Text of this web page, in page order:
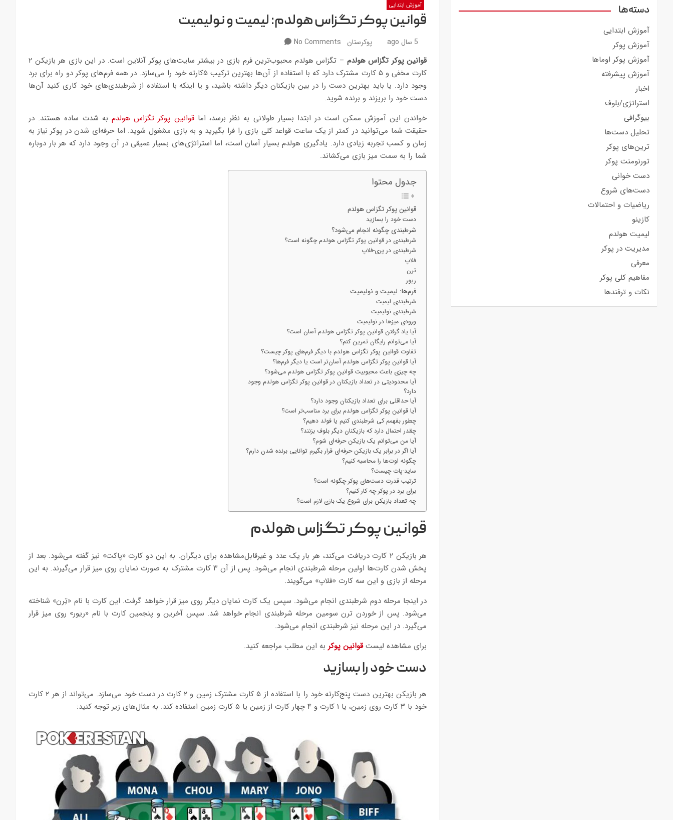
آموزش ابتدایی
قوانین پوکر تگزاس هولدم: لیمیت و نولیمیت
5 سال ago پوکرستان No Comments
قوانین پوکر تگزاس هولدم
– تگزاس هولدم محبوب‌ترین فرم بازی در بیشتر سایت‌های پوکر آنلاین است. در این بازی هر بازیکن ۲
کارت مخفی و ۵ کارت مشترک دارد که با استفاده از آن‌ها بهترین ترکیب ۵کارته خود را می‌سازد. در همه فرم‌های پوکر دو راه برای برد
وجود دارد. یا باید بهترین دست را در بین بازیکنان دیگر داشته باشید، و یا اینکه با استفاده از شرطبندی‌های خود کاری کنید آن‌ها
دست خود را بریزند و برنده شوید.
خواندن این آموزش ممکن است در ابتدا بسیار طولانی به نظر برسد، اماقوانین پوکر تگزاس هولدمبه شدت ساده هستند. در
حقیقت شما می‌توانید در کمتر از یک ساعت قواعد کلی بازی را فرا بگیرید و به بازی مشغول شوید. اما حرفه‌ای شدن در پوکر نیاز به
زمان و کسب تجربه زیادی دارد. یادگیری هولدم بسیار آسان است، اما استراتژی‌های بسیار عمیقی در آن وجود دارد که هر بار دوباره
شما را به سمت میز بازی می‌کشاند.
جدول محتوا
قوانین پوکر تگزاس هولدم
دست خود را بسازید
شرطبندی چگونه انجام می‌شود؟
شرطبندی در قوانین پوکر تگزاس هولدم چگونه است؟
شرطبندی در پری-فلاپ
فلاپ
ترن
ریور
فرم‌ها: لیمیت و نولیمیت
شرطبندی لیمیت
شرطبندی نولیمیت
ورودی میز‌ها در نولیمیت
آیا یاد گرفتن قوانین پوکر تگزاس هولدم آسان است؟
آیا می‌توانم رایگان تمرین کنم؟
تفاوت قوانین پوکر تگزاس هولدم با دیگر فرم‌های پوکر چیست؟
آیا قوانین پوکر تگزاس هولدم آسان‌تر است یا دیگر فرم‌ها؟
چه چیزی باعث محبوبیت قوانین پوکر تگزاس هولدم می‌شود؟
آیا محدودیتی در تعداد بازیکنان در قوانین پوکر تگزاس هولدم وجود
دارد؟
آیا حداقلی برای تعداد بازیکنان وجود دارد؟
آیا قوانین پوکر تگزاس هولدم برای برد مناسب‌تر است؟
چطور بفهمم کی شرطبندی کنیم یا فولد دهیم؟
چقدر احتمال دارد که بازیکنان دیگر بلوف بزنند؟
آیا من می‌توانم یک بازیکن حرفه‌ای شوم؟
آیا اگر در برابر یک بازیکن حرفه‌ای قرار بگیرم توانایی برنده شدن دارم؟
چگونه اوت‌ها را محاسبه کنیم؟
ساید-پات چیست؟
ترتیب قدرت دست‌های پوکر چگونه است؟
برای برد در پوکر چه کار کنیم؟
چه تعداد بازیکن برای شروع یک بازی لازم است؟
قوانین پوکر تگزاس هولدم
هر بازیکن ۲ کارت دریافت می‌کند، هر بار یک عدد و غیرقابل‌مشاهده برای دیگران. به این دو کارت «پاکت» نیز گفته می‌شود. بعد از
پخش شدن کارت‌ها اولین مرحله شرطبندی انجام می‌شود. پس از آن ۳ کارت مشترک به صورت نمایان روی میز قرار می‌گیرند. به این
مرحله از بازی و این سه کارت «فلاپ» می‌گویند.
در اینجا مرحله دوم شرطبندی انجام می‌شود. سپس یک کارت نمایان دیگر روی میز قرار خواهد گرفت. این کارت با نام «تِرن» شناخته
می‌شود. پس از خوردن ترن سومین مرحله شرطبندی انجام خواهد شد. سپس آخرین و پنجمین کارت با نام «ریور» روی میز قرار
می‌گیرد. در این مرحله نیز شرطبندی انجام می‌شود.
برای مشاهده لیستقوانین پوکر به این مطلب مراجعه کنید.
دست خود را بسازید
هر بازیکن بهترین دست پنج‌کارته خود را با استفاده از ۵ کارت مشترک زمین و ۲ کارت در دست خود می‌سازد. می‌تواند از هر ۲ کارت
خود با ۳ کارت روی زمین، یا ۱ کارت و ۴ چهار کارت از زمین یا ۵ کارت زمین استفاده کند. به مثال‌های زیر توجه کنید:
دسته‌ها
آموزش ابتدایی
آموزش پوکر
آموزش پوکر اوماها
آموزش پیشرفته
اخبار
استراتژی/بلوف
بیوگرافی
تحلیل دست‌ها
ترین‌های پوکر
تورنومنت پوکر
دست خوانی
دست‌های شروع
ریاضیات و احتمالات
کازینو
لیمیت هولدم
مدیریت در پوکر
معرفی
مفاهیم کلی پوکر
نکات و ترفندها